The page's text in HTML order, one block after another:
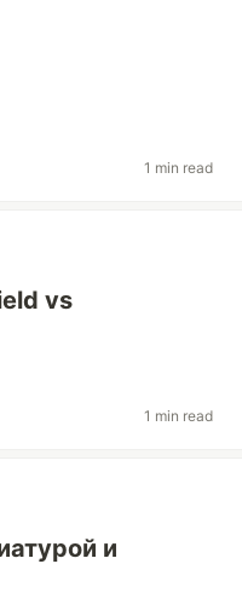
1 min read
vs
1 min read
и